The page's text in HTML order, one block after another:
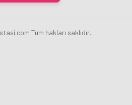
Tüm hakları saklıdır.